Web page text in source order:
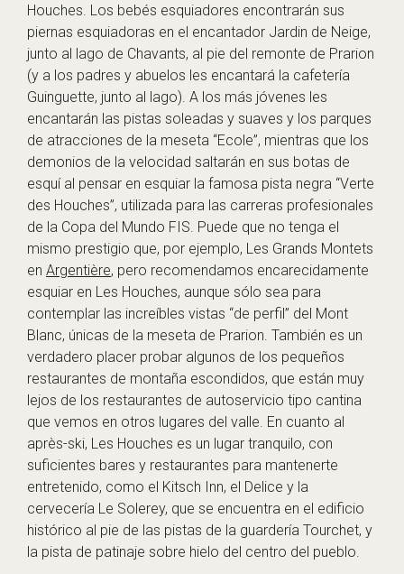
Houches. Los bebés esquiadores encontrarán sus
piernas esquiadoras en el encantador Jardin de Neige,
junto al lago de Chavants, al pie del remonte de Prarion
(y a los padres y abuelos les encantará la cafetería
Guinguette, junto al lago). A los más jóvenes les
encantarán las pistas soleadas y suaves y los parques
de atracciones de la meseta “Ecole”, mientras que los
demonios de la velocidad saltarán en sus botas de
esquí al pensar en esquiar la famosa pista negra “Verte
des Houches”, utilizada para las carreras profesionales
de la Copa del Mundo FIS. Puede que no tenga el
mismo prestigio que, por ejemplo, Les Grands Montets
en Argentière, pero recomendamos encarecidamente
esquiar en Les Houches, aunque sólo sea para
contemplar las increíbles vistas “de perfil” del Mont
Blanc, únicas de la meseta de Prarion. También es un
verdadero placer probar algunos de los pequeños
restaurantes de montaña escondidos, que están muy
lejos de los restaurantes de autoservicio tipo cantina
que vemos en otros lugares del valle. En cuanto al
après-ski, Les Houches es un lugar tranquilo, con
suficientes bares y restaurantes para mantenerte
entretenido, como el Kitsch Inn, el Delice y la
cervecería Le Solerey, que se encuentra en el edificio
histórico al pie de las pistas de la guardería Tourchet, y
la pista de patinaje sobre hielo del centro del pueblo.